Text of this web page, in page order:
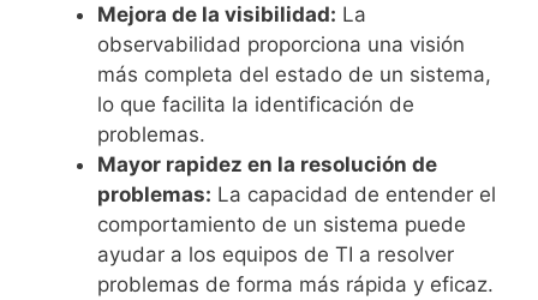
Mejora de la visibilidad: La
observabilidad proporciona una visión
más completa del estado de un sistema,
lo que facilita la identificación de
problemas.
Mayor rapidez en la resolución de
problemas: La capacidad de entender el
comportamiento de un sistema puede
ayudar a los equipos de TI a resolver
problemas de forma más rápida y eficaz.